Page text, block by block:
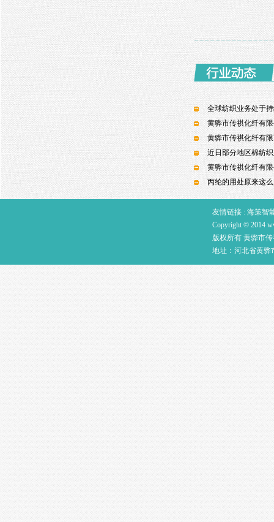
全球纺织业务处于
黄骅市传祺化纤有
黄骅市传祺化纤有
近日部分地区棉纺
黄骅市传祺化纤有
丙纶的用处原来这
友情链接 : 海策智
Copyright © 2014
版权所有 黄骅市
地址：河北省黄骅